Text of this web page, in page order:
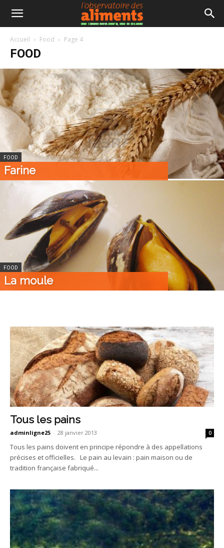
Accueil Food Page 4
FOOD
FOOD
Farine
FOOD
La moule
Tous les pains
adminligne25 - 28 janvier 2013 0
Tous les pains doivent en principe répondre à des appellations
précises et officielles. Le pain au levain : pain maison ou de
tradition française fabriqué...